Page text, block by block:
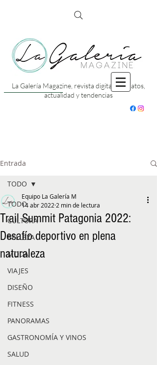
La Galería Magazine, revista digital con datos,
actualidad y tendencias
Entrada
TODO
CULTURA
BELLEZA
MODA
VIAJES
DISEÑO
FITNESS
PANORAMAS
GASTRONOMÍA Y VINOS
SALUD
TODO
Trail Summit Patagonia 2022:
Desafío deportivo en plena
naturaleza
Equipo La Galería M
14 abr 2022 2 min de lectura